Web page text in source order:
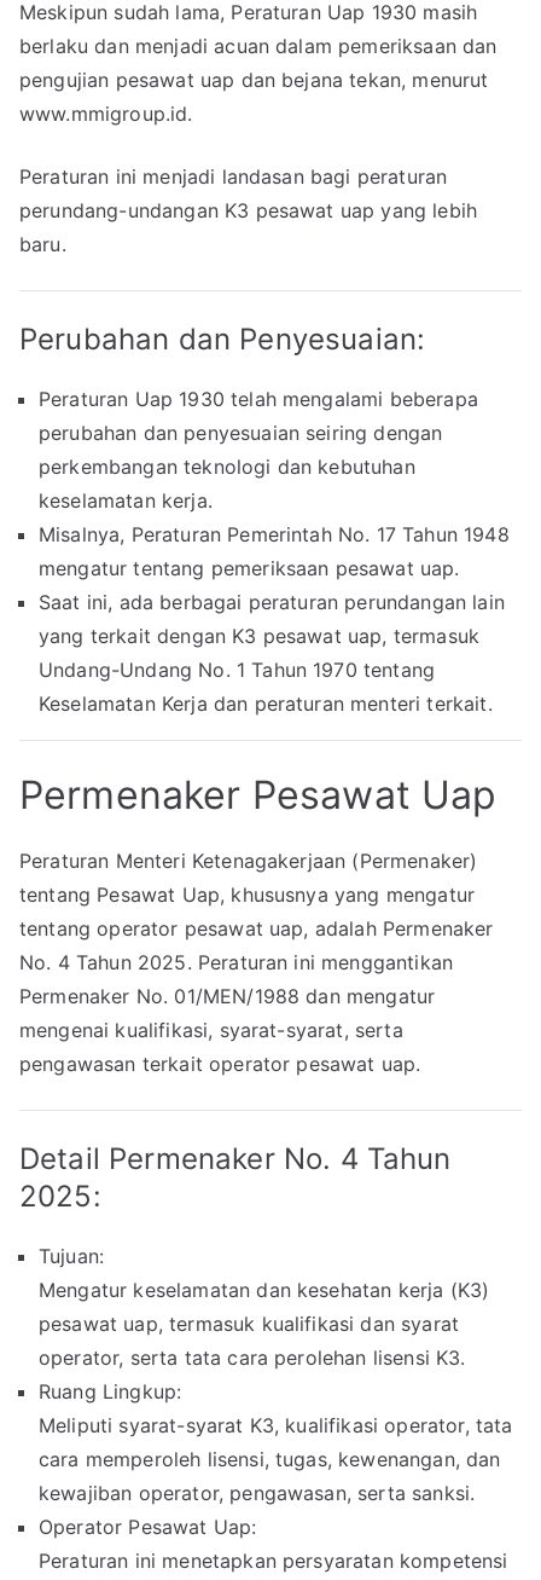
Meskipun sudah lama, Peraturan Uap 1930 masih
berlaku dan menjadi acuan dalam pemeriksaan dan
pengujian pesawat uap dan bejana tekan, menurut
www.mmigroup.id.
Peraturan ini menjadi landasan bagi peraturan
perundang-undangan K3 pesawat uap yang lebih
baru.
Perubahan dan Penyesuaian:
Peraturan Uap 1930 telah mengalami beberapa
perubahan dan penyesuaian seiring dengan
perkembangan teknologi dan kebutuhan
keselamatan kerja.
Misalnya, Peraturan Pemerintah No. 17 Tahun 1948
mengatur tentang pemeriksaan pesawat uap.
Saat ini, ada berbagai peraturan perundangan lain
yang terkait dengan K3 pesawat uap, termasuk
Undang-Undang No. 1 Tahun 1970 tentang
Keselamatan Kerja dan peraturan menteri terkait.
Permenaker Pesawat Uap
Peraturan Menteri Ketenagakerjaan (Permenaker)
tentang Pesawat Uap, khususnya yang mengatur
tentang operator pesawat uap, adalah Permenaker
No. 4 Tahun 2025. Peraturan ini menggantikan
Permenaker No. 01/MEN/1988 dan mengatur
mengenai kualifikasi, syarat-syarat, serta
pengawasan terkait operator pesawat uap.
Detail Permenaker No. 4 Tahun
2025:
Tujuan:
Mengatur keselamatan dan kesehatan kerja (K3)
pesawat uap, termasuk kualifikasi dan syarat
operator, serta tata cara perolehan lisensi K3.
Ruang Lingkup:
Meliputi syarat-syarat K3, kualifikasi operator, tata
cara memperoleh lisensi, tugas, kewenangan, dan
kewajiban operator, pengawasan, serta sanksi.
Operator Pesawat Uap:
Peraturan ini menetapkan persyaratan kompetensi